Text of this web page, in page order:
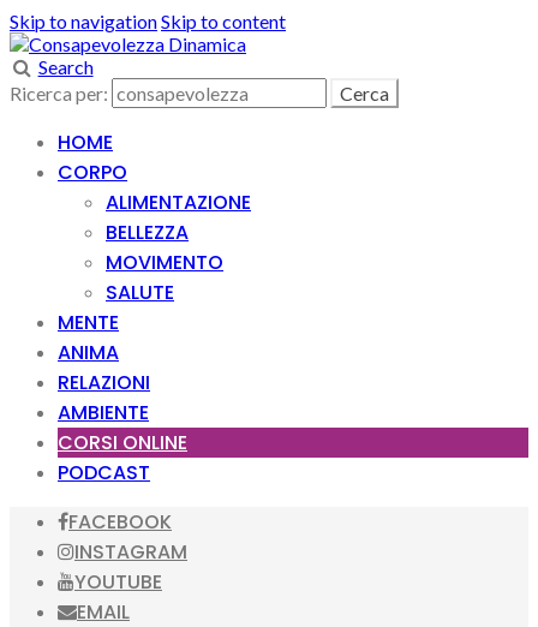
Skip to navigationSkip to content
Search
Ricerca per:
HOME
CORPO
ALIMENTAZIONE
BELLEZZA
MOVIMENTO
SALUTE
MENTE
ANIMA
RELAZIONI
AMBIENTE
CORSI ONLINE
PODCAST
FACEBOOK
INSTAGRAM
YOUTUBE
EMAIL